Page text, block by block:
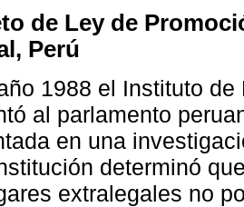
de Ley de
Perú
1988 el Instituto
al parlamento
en una
determinó
extralegales no